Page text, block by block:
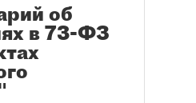
об
в 73-ФЗ